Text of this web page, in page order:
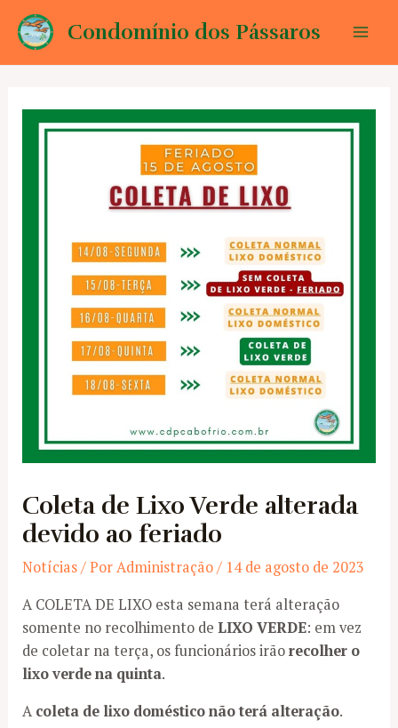
para
Condomínio dos Pássaros
Coleta de Lixo Verde alterada
devido ao feriado
Notícias/ PorAdministração/ 14 de agosto de 2023
A COLETA DE LIXO esta semana terá alteração
somente no recolhimento deLIXO VERDE: em vez
de coletar na terça, os funcionários irãorecolher o
lixo verde na quinta.
A coleta de lixo doméstico não terá alteração.